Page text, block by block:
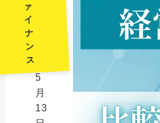
ァ
イ
ナ
ン
ス
5
月
13